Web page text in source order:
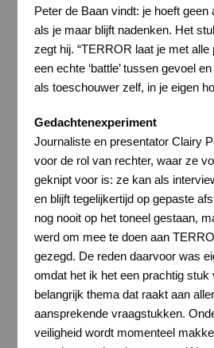
Peter de Baan vindt: je hoeft geen
als je maar blijft nadenken. Het
zegt hij. “TERROR laat je met alle
een echte ‘battle’ tussen gevoel
als toeschouwer zelf, in je eigen
Gedachtenexperiment
Journaliste en presentator Clairy
voor de rol van rechter, waar ze
geknipt voor is: ze kan als
en blijft tegelijkertijd op gepaste
nog nooit op het toneel gestaan,
werd om mee te doen aan
gezegd. De reden daarvoor was
omdat het ik het een prachtig stuk
belangrijk thema dat raakt aan
aansprekende vraagstukken.
veiligheid wordt momenteel